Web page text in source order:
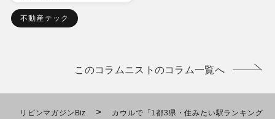
不動産テック
このコラムニストのコラム一覧へ
リビンマガジンBiz >
カウルで「1都3県・住みたい駅ランキング